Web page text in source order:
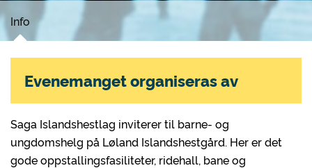
Info
Saga Islandshestlag inviterer til barne- og
ungdomshelg på Løland Islandshestgård. Her er det
gode oppstallingsfasiliteter, ridehall, bane og
Evenemanget organiseras av